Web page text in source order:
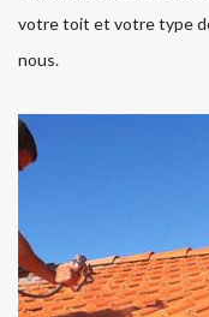
votre toit et votre type
nous.